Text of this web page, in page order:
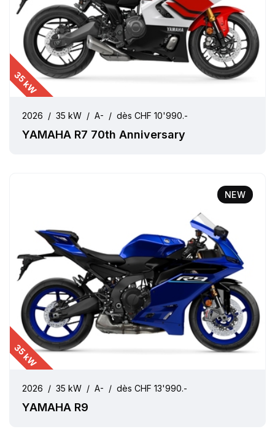
35 kW
2026 / 35 kW / A- / dès CHF 10'990.-
YAMAHA R7 70th Anniversary
NEW
35 kW
2026 / 35 kW / A- / dès CHF 13'990.-
YAMAHA R9